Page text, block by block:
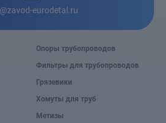
eurodetal.ru
Опоры трубопроводов
Фильтры для трубопроводов
Грязевики
Хомуты для труб
Метизы